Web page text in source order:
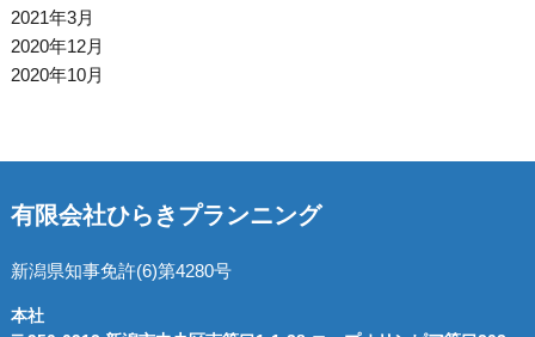
2021年3月
2020年12月
2020年10月
有限会社ひらきプランニング
新潟県知事免許(6)第4280号
本社